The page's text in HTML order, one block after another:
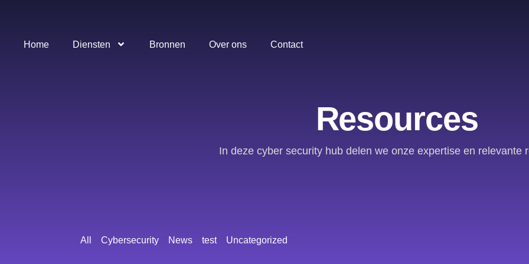
Home Diensten Bronnen Over ons Contact
Resources
In deze cyber security hub delen we onze expertise en relevante
Cybersecurity News test Uncategorized
All